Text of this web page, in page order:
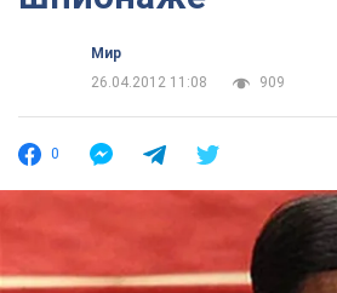
Мир
26.04.2012 11:08
909
0